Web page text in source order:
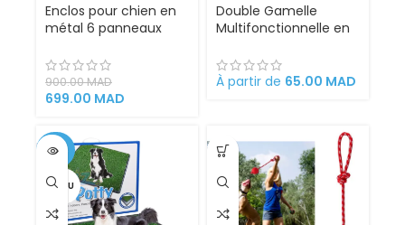
Enclos pour chien en
métal 6 panneaux
900.00MAD
699.00 MAD
Double Gamelle
Multifonctionnelle en
À partir de 65.00 MAD
-25%
VENDU